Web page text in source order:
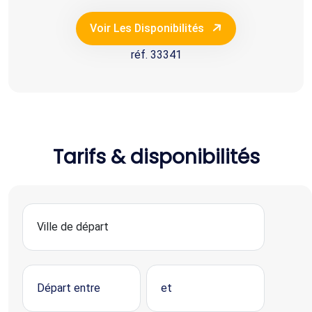
Voir Les Disponibilités
réf. 33341
Tarifs & disponibilités